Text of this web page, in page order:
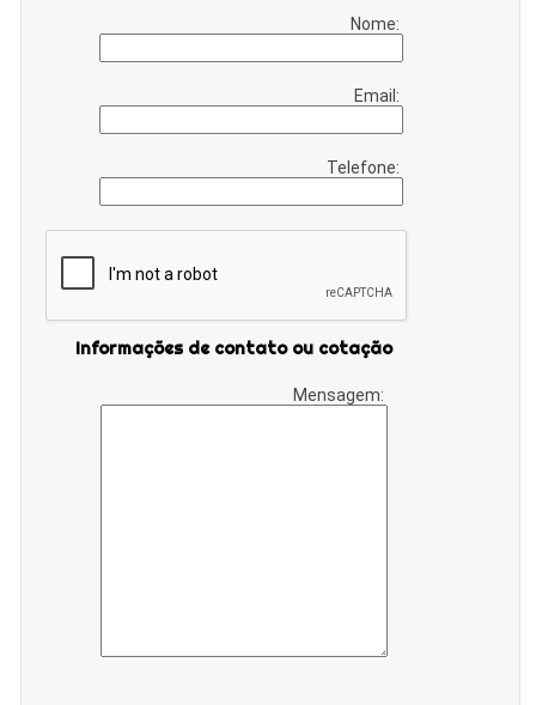
Nome:
Email:
Telefone:
Informações de contato ou cotação
Mensagem: